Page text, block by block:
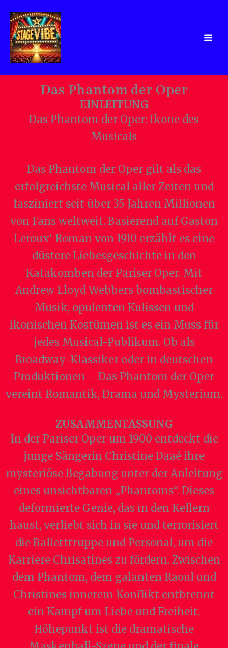
Inhalt
springen
Das Phantom der Oper
EINLEITUNG
Das Phantom der Oper: Ikone des
Musicals
Das Phantom der Oper gilt als das
erfolgreichste Musical aller Zeiten und
fasziniert seit über 35 Jahren Millionen
von Fans weltweit. Basierend auf Gaston
Leroux‘ Roman von 1910 erzählt es eine
düstere Liebesgeschichte in den
Katakomben der Pariser Oper. Mit
Andrew Lloyd Webbers bombastischer
Musik, opulenten Kulissen und
ikonischen Kostümen ist es ein Muss für
jedes Musical-Publikum. Ob als
Broadway-Klassiker oder in deutschen
Produktionen – Das Phantom der Oper
vereint Romantik, Drama und Mysterium.
ZUSAMMENFASSUNG
In der Pariser Oper um 1900 entdeckt die
junge Sängerin Christine Daaé ihre
mysteriöse Begabung unter der Anleitung
eines unsichtbaren „Phantoms“. Dieses
deformierte Genie, das in den Kellern
haust, verliebt sich in sie und terrorisiert
die Balletttruppe und Personal, um die
Karriere Chrisatines zu fördern. Zwischen
dem Phantom, dem galanten Raoul und
Christines innerem Konflikt entbrennt
ein Kampf um Liebe und Freiheit.
Höhepunkt ist die dramatische